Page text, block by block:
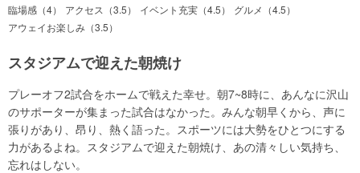
臨場感（4） アクセス（3.5） イベント充実（4.5）
グルメ（4.5）
アウェイお楽しみ（3.5）
スタジアムで迎えた朝焼け
プレーオフ2試合をホームで戦えた幸せ。朝7~8時に、あんなに沢山
のサポーターが集まった試合はなかった。みんな朝早くから、声に
張りがあり、昂り、熱く語った。スポーツには大勢をひとつにする
力があるよね。スタジアムで迎えた朝焼け、あの清々しい気持ち、
忘れはしない。